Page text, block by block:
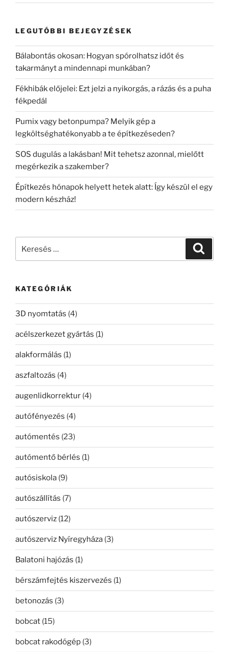
LEGUTÓBBI BEJEGYZÉSEK
Bálabontás okosan: Hogyan spórolhatsz időt és
takarmányt a mindennapi munkában?
Fékhibák előjelei: Ezt jelzi a nyikorgás, a rázás és a puha
fékpedál
Pumix vagy betonpumpa? Melyik gép a
legköltséghatékonyabb a te építkezéseden?
SOS dugulás a lakásban! Mit tehetsz azonnal, mielőtt
megérkezik a szakember?
Építkezés hónapok helyett hetek alatt: Így készül el egy
modern készház!
KATEGÓRIÁK
3D nyomtatás (4)
acélszerkezet gyártás (1)
alakformálás (1)
aszfaltozás (4)
augenlidkorrektur (4)
autófényezés (4)
autómentés (23)
autómentő bérlés (1)
autósiskola (9)
autószállítás (7)
autószerviz (12)
autószerviz Nyíregyháza (3)
Balatoni hajózás (1)
bérszámfejtés kiszervezés (1)
betonozás (3)
bobcat (15)
bobcat rakodógép (3)